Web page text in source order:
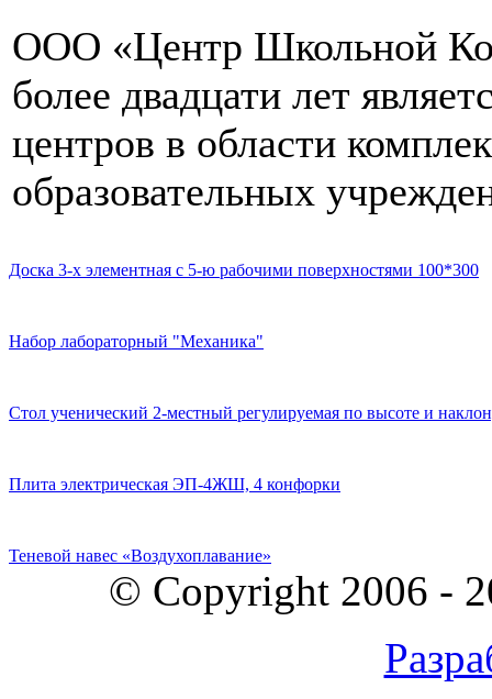
ООО «Центр Школьной
более двадцати лет
центров в области
образовательных
Доска 3-х элементная с 5-ю рабочими поверхностями 100*300
Набор лабораторный "Механика"
Стол ученический 2-местный регулируемая по высоте и
Плита электрическая ЭП-4ЖШ, 4 конфорки
Теневой навес «Воздухоплавание»
© Copyright 2006 -